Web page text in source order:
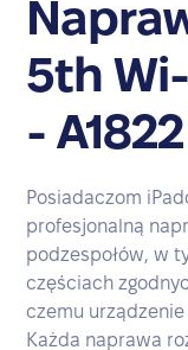
5th
- A1822
Posiadaczom
profesjonalną
podzespołów, w
częściach
czemu
Każda naprawa